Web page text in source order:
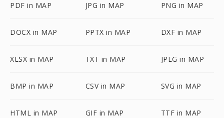
PDF in MAP JPG in MAP PNG in MAP
DOCX in MAP PPTX in MAP DXF in MAP
XLSX in MAP TXT in MAP JPEG in MAP
BMP in MAP CSV in MAP SVG in MAP
HTML in MAP GIF in MAP TTF in MAP